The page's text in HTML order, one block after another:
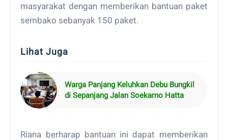
masyarakat dengan memberikan bantuan paket
sembako sebanyak 150 paket.
Lihat Juga
Warga Panjang Keluhkan Debu Bungkil
di Sepanjang Jalan Soekarno Hatta
Riana berharap bantuan ini dapat memberikan